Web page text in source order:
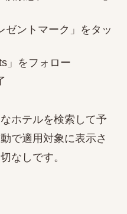
ゼントマーク」をタッ
」をフォロー
ホテルを検索して予
で適用対象に表示さ
なしです。